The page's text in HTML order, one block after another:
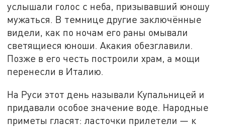
услышали голос с неба, призывавший юношу
мужаться. В темнице другие заключённые
видели, как по ночам его раны омывали
светящиеся юноши. Акакия обезглавили.
Позже в его честь построили храм, а мощи
перенесли в Италию.
На Руси этот день называли Купальницей и
придавали особое значение воде. Народные
приметы гласят: ласточки прилетели — к